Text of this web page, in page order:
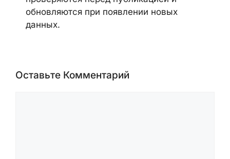
обновляются при появлении новых
данных.
Оставьте Комментарий